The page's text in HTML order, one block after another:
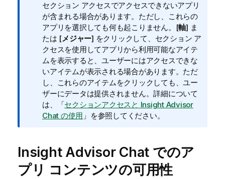
セクション アクセスでアクセスできないアプリ
が含まれる場合があります。ただし、これらの
アプリを選択しても何も起こりません。[軸] ま
たは [メジャー] をクリックして、セクション ア
クセスを使用してアプリから利用可能なアイテ
ムを表示すると、ユーザーにはアクセスできな
いアイテムが表示される場合があります。ただ
し、これらのアイテムをクリックしても、ユー
ザーにデータは提供されません。詳細について
は、「セクションアクセスと Insight Advisor
Chat の使用 」を参照してください。
Insight Advisor Chat でのア
プリ コンテンツの可用性